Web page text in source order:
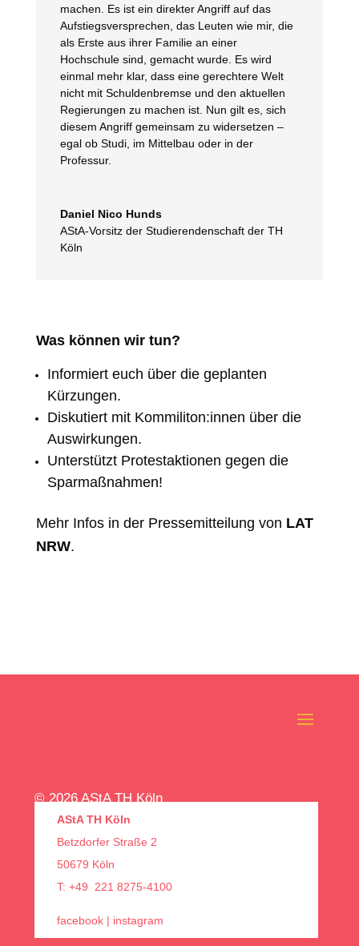
machen. Es ist ein direkter Angriff auf das
Aufstiegsversprechen, das Leuten wie mir, die
als Erste aus ihrer Familie an einer
Hochschule sind, gemacht wurde. Es wird
einmal mehr klar, dass eine gerechtere Welt
nicht mit Schuldenbremse und den aktuellen
Regierungen zu machen ist. Nun gilt es, sich
diesem Angriff gemeinsam zu widersetzen –
egal ob Studi, im Mittelbau oder in der
Professur.
Daniel Nico Hunds
AStA-Vorsitz der Studierendenschaft der TH
Köln
Was können wir tun?
Informiert euch über die geplanten
Kürzungen.
Diskutiert mit Kommiliton:innen über die
Auswirkungen.
Unterstützt Protestaktionen gegen die
Sparmaßnahmen!
Mehr Infos in der Pressemitteilung von LAT
NRW.
© 2026 AStA TH Köln
AStA TH Köln
Betzdorfer Straße 2
50679 Köln
T: +49 221 8275-4100
facebook | instagram